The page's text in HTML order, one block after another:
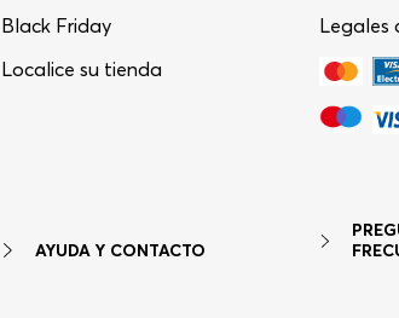
Black Friday
Localice su tienda
AYUDA Y CONTACTO
Legales